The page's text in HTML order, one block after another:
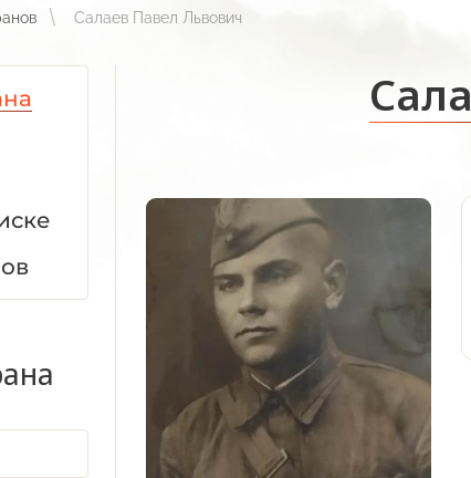
Салаев Павел Львович